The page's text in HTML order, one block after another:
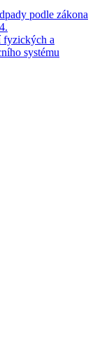
podle zákona
fyzických a
systému